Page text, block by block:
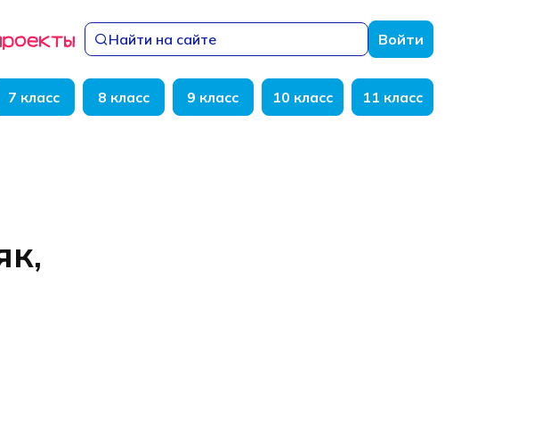
Найти на сайте Войти
7 класс 8 класс 9 класс 10 класс 11 класс